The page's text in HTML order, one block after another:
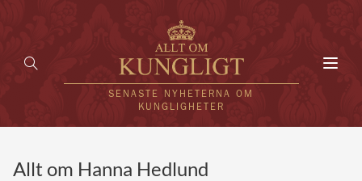
SENASTE NYHETERNA OM
KUNGLIGHETER
Allt om Hanna Hedlund